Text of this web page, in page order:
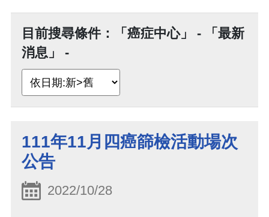
目前搜尋條件：「癌症中心」 - 「最新
消息」 -
111年11月四癌篩檢活動場次
公告
2022/10/28